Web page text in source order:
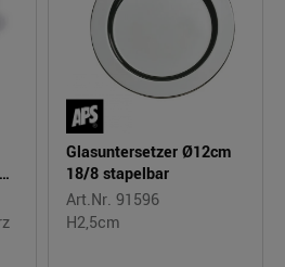
Glasuntersetzer Ø12cm
18/8 stapelbar
Art.Nr. 91596
H2,5cm